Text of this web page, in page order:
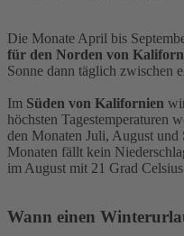
Die Monate April bis
für den Norden von
Sonne dann täglich zwischen
Im Süden von Kalifornien
höchsten Tagestemperaturen
den Monaten Juli, August und
Monaten fällt kein
im August mit 21 Grad
Wann einen